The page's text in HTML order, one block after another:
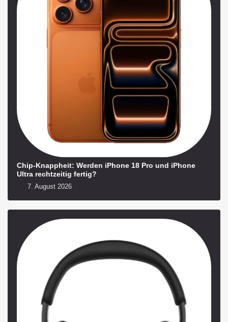
Chip-Knappheit: Werden iPhone 18 Pro und iPhone
Ultra rechtzeitig fertig?
7. August 2026